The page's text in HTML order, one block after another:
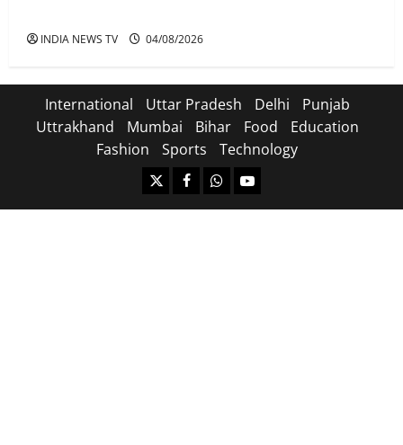
INDIA NEWS TV 04/08/2026
International Uttar Pradesh Delhi
Punjab
Uttrakhand
Mumbai Bihar Food
Education
Fashion
Sports Technology
https://x.com
facebook.com
https:/whatsapp.com/
Youtube.com